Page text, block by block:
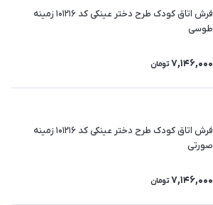
فرش اتاق کودک طرح دختر عینکی کد 101216 زمینه
طوسی
7,146,000 تومان
فرش اتاق کودک طرح دختر عینکی کد 101216 زمینه
صورتی
7,146,000 تومان